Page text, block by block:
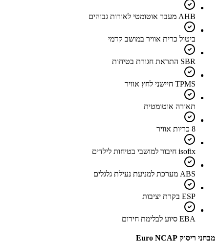
AHB מעבר אוטומטי לאורות גבוהים
ביטול כרית אוויר במושב קדמי
SBR התראת חגורת בטיחות
TPMS חיישני לחץ אוויר
תאורה אוטומטית
8 כריות אוויר
isofix חיבור למושבי בטיחות לילדים
ABS מערכת למניעת נעילת גלגלים
ESP בקרת יציבות
EBA סיוע לבלימת חירום
מבחני ריסוק Euro NCAP